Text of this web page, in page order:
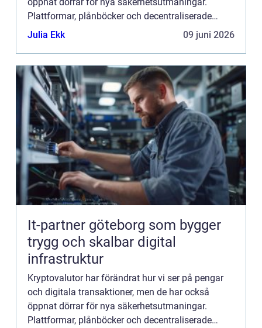
öppnat dörrar för nya säkerhetsutmaningar.
Plattformar, plånböcker och decentraliserade
finanstjän...
Julia Ekk 09 juni 2026
It-partner göteborg som bygger
trygg och skalbar digital
infrastruktur
Kryptovalutor har förändrat hur vi ser på pengar
och digitala transaktioner, men de har också
öppnat dörrar för nya säkerhetsutmaningar.
Plattformar, plånböcker och decentraliserade